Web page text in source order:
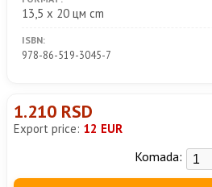
13,5 х 20 цм cm
ISBN:
978-86-519-3045-7
1.210 RSD
Export price: 12 EUR
Komada: